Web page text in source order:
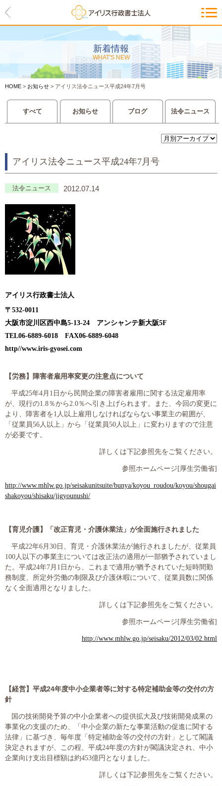
新着情報
WHAT'S NEW
HOME > お知らせ > アイリス法令ニュース平成24年7月号
すべて お知らせ ブログ 法令ニュース
アイリス法令ニュース平成24年7月号
法令ニュース 2012.07.14
アイリス行政書士法人
〒 532-0011
大阪市淀川区西中島5-13-24 アンシャンテ新大阪5F
TEL06-6889-6018
FAX06-6889-6048
http//www.iris-gyosei.com
【労務】 障害者雇用率変更の注意点について
平成25年4月 1 日から民間企業の障害者雇用に関する法定雇用率
が、現行の1.8％から2.0％へ引き上げられます。また、今回の変更に
より、障害者を1 人以上雇用しなければならない事業主の範囲が、
「従業員56人以上」から「従業員50人以上」に変わりますので注意
が必要です。
詳しくは下記参照先をご覧ください。
参照ホームページ [厚生労働省]
http://www.mhlw.go.jp/seisakunitsuite/bunya/koyou_roudou/koyou/shougai
shakoyou/shisaku/jigyounushi/
【育児介護】 「改正育児・介護休業法」が全面施行されました
平成22年6月30 日、育児・介護休業法が施行されましたが、従業員
100人以下の事業主については改正法の適用が一部猶予されていまし
た。平成24年7月 1 日から、これまで適用が猶予されていた短時間勤
務制度、所定外労働の制限及び介護休暇について、従業員数に関係
なく全面適用となりました。
詳しくは下記参照先をご覧ください。
参照ホームページ [厚生労働省]
http://www.mhlw.go.jp/seisaku/2012/03/02.html
【経営】 平成24年度中小企業者等に対する特定補助金等の交付の方
針
国の技術開発予算の中小企業者への提供拡大及び技術開発成果の
事業化の支援のため、「中小企業の新たな事業活動の促進に関する
法律」に基づき、毎年度「特定補助金等の交付の方針」として閣議
決定されますが、この程、平成24年度の方針が閣議決定され、中小
企業向け支出目標額は約453億円となりました。
詳しくは下記参照先をご覧ください。
HOME
アイリスの紹介
代表ご挨拶・経営理念・アイリス
のお約束
会社概要・アクセスマップ
サービス一覧
入管等外国人各種手続き
建設業許可申請
採用情報・パートナー募集
新着情報
お問い合わせ
プライバシーポリシー